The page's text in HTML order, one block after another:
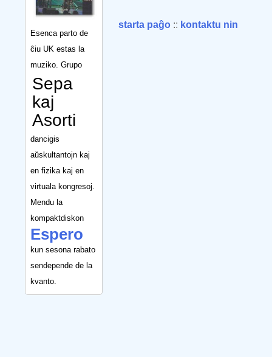
Esenca parto de
ĉiu UK estas la
muziko. Grupo
Sepa
kaj
Asorti
dancigis
aŭskultantojn kaj
en fizika kaj en
virtuala kongresoj.
Mendu la
kompaktdiskon
Espero
kun sesona rabato
sendepende de la
kvanto.
starta paĝo :: kontaktu nin